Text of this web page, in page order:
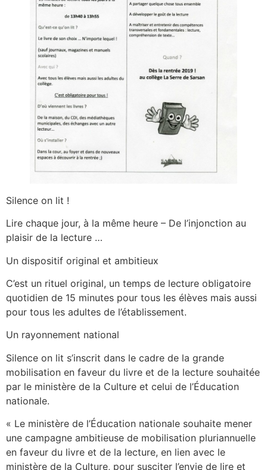
Silence on lit !
Lire chaque jour, à la même heure – De l’injonction au
plaisir de la lecture …
Un dispositif original et ambitieux
C’est un rituel original, un temps de lecture obligatoire
quotidien de 15 minutes pour tous les élèves mais aussi
pour tous les adultes de l’établissement.
Un rayonnement national
Silence on lit s’inscrit dans le cadre de la grande
mobilisation en faveur du livre et de la lecture souhaitée
par le ministère de la Culture et celui de l’Éducation
nationale.
« Le ministère de l’Éducation nationale souhaite mener
une campagne ambitieuse de mobilisation pluriannuelle
en faveur du livre et de la lecture, en lien avec le
ministère de la Culture, pour susciter l’envie de lire et